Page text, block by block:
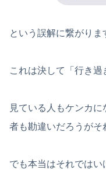
という誤解に繋がりま
これは決して「行き過
見ている人もケンカ
者も勘違いだろうがそ
でも本当はそれではい